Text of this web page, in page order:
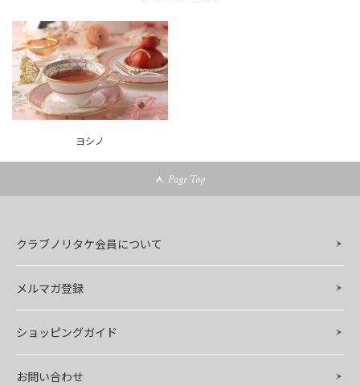
ヨシノ
Page Top
クラブノリタケ会員について
メルマガ登録
ショッピングガイド
お問い合わせ